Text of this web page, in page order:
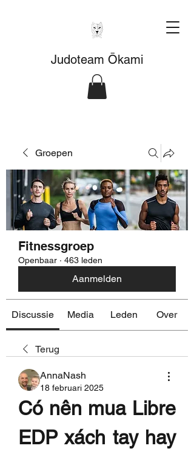
Judoteam Ōkami
Groepen
Fitnessgroep
Openbaar · 463 leden
Aanmelden
Discussie Media Leden Over
Terug
AnnaNash
18 februari 2025
Có nên mua Libre
EDP xách tay hay